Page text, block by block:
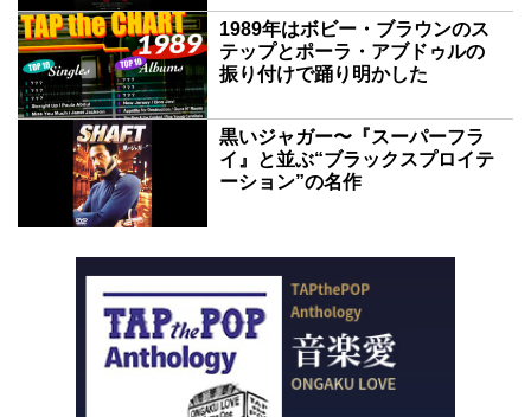
1989年はボビー・ブラウンのス
テップとポーラ・アブドゥルの
振り付けで踊り明かした
黒いジャガー〜『スーパーフラ
イ』と並ぶ“ブラックスプロイテ
ーション”の名作